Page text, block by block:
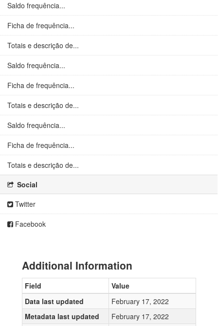
Saldo frequência...
Ficha de frequência...
Totais e descrição de...
Saldo frequência...
Ficha de frequência...
Totais e descrição de...
Saldo frequência...
Ficha de frequência...
Totais e descrição de...
Social
Twitter
Facebook
Additional Information
Field
Value
Data last updated
February 17, 2022
Metadata last updated
February 17, 2022